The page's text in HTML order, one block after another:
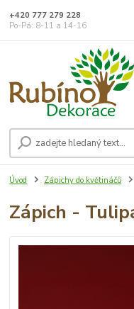
+420 777 279 228
Po-Pá: 8-11 a 14-16
Úvod Zápichy do květináčů
Zápich -